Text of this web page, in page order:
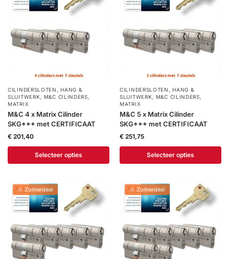
CILINDERSLOTEN ,HANG &
SLUITWERK, M&C CILINDERS,
MATRIX
M&C 4 x Matrix Cilinder
SKG*** met CERTIFICAAT
€ 201,40
Selecteer opties
CILINDERSLOTEN ,HANG &
SLUITWERK, M&C CILINDERS,
MATRIX
M&C 5 x Matrix Cilinder
SKG*** met CERTIFICAAT
€ 251,75
Selecteer opties
🌞 Zomerdeal 🌞 Zomerdeal